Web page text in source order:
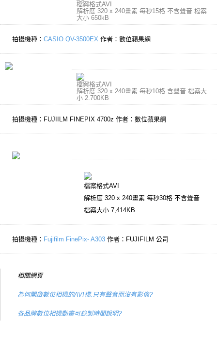
檔案格式AVI
解析度 320 x 240畫素 每秒15格 不含聲音 檔案
大小 650kB
拍攝機種： CASIO QV-3500EX 作者：數位蘋果網
檔案格式AVI
解析度 320 x 240畫素 每秒10格 含聲音 檔案大
小 2.700KB
拍攝機種：FUJIILM FINEPIX 4700z 作者：數位蘋果網
檔案格式AVI
解析度 320 x 240畫素 每秒30格 不含聲音
檔案大小 7,414KB
拍攝機種： Fujifilm FinePix- A303 作者：FUJIFILM 公司
相關網頁
為何開啟數位相機的AVI檔.只有聲音而沒有影像?
各品牌數位相機動畫可錄製時間說明?